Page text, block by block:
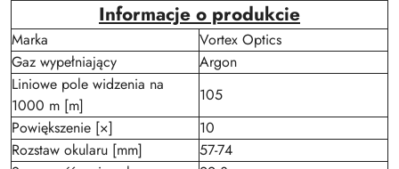
Informacje o produkcie
Marka
Vortex Optics
Gaz wypełniający
Argon
Liniowe pole widzenia na
1000 m [m]
105
Powiększenie [×]
10
Rozstaw okularu [mm]
57-74